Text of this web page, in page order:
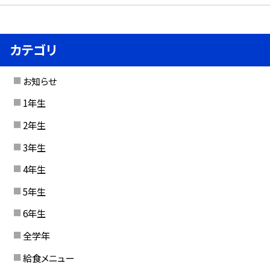
カテゴリ
お知らせ
1年生
2年生
3年生
4年生
5年生
6年生
全学年
給食メニュー